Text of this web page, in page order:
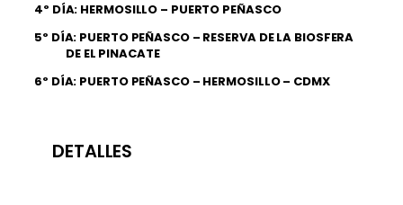
4º DÍA: HERMOSILLO – PUERTO PEÑASCO
5º DÍA: PUERTO PEÑASCO – RESERVA DE LA BIOSFERA
DE EL PINACATE
6º DÍA: PUERTO PEÑASCO – HERMOSILLO – CDMX
DETALLES